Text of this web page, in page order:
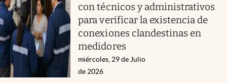
con técnicos y administrativos
para verificar la existencia de
conexiones clandestinas en
medidores
miércoles, 29 de Julio
de 2026